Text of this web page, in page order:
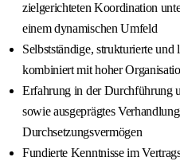
zielgerichteten Koordination
einem dynamischen Umfeld
Selbstständige, strukturierte
kombiniert mit hoher
Erfahrung in der Durchführung
sowie ausgeprägtes
Durchsetzungsvermögen
Fundierte Kenntnisse im